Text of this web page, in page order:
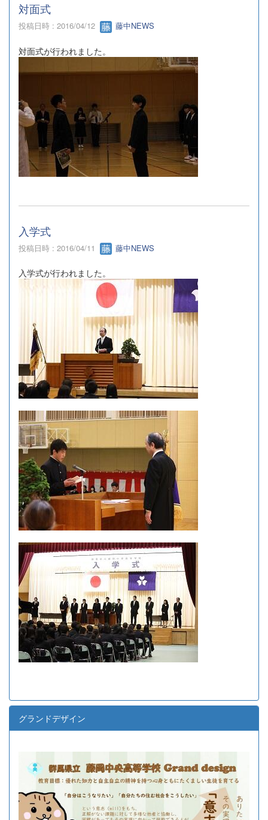
対面式
投稿日時 : 2016/04/12 藤中NEWS
対面式が行われました。
入学式
投稿日時 : 2016/04/11 藤中NEWS
入学式が行われました。
グランドデザイン